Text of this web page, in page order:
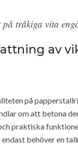
på tråkiga vita
av
på
om att betona
praktiska
endast behöver en